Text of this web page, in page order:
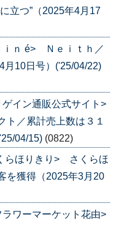
立つ”（2025年4月17
ｉｎ é> Ｎｅｉｔｈ／
月10日号）('25/04/22)
イン通販公式サイト>
／累計売上数は３１
04/15) (0822)
らほりきり> さくらほ
を獲得（2025年3月20
ワーマーケット花由>